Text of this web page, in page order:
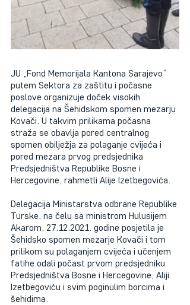
JU „Fond Memorijala Kantona Sarajevo“
putem Sektora za zaštitu i počasne
poslove organizuje doček visokih
delegacija na Šehidskom spomen mezarju
Kovači. U takvim prilikama počasna
straža se obavlja pored centralnog
spomen obilježja za polaganje cvijeća i
pored mezara prvog predsjednika
Predsjedništva Republike Bosne i
Hercegovine, rahmetli Alije Izetbegovića.
Delegacija Ministarstva odbrane Republike
Turske, na čelu sa ministrom Hulusijem
Akarom, 27.12.2021. godine posjetila je
Šehidsko spomen mezarje Kovači i tom
prilikom su polaganjem cvijeća i učenjem
fatihe odali počast prvom predsjedniku
Predsjedništva Bosne i Hercegovine, Aliji
Izetbegoviću i svim poginulim borcima i
šehidima.